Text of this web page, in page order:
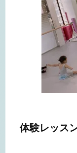
体験レッス